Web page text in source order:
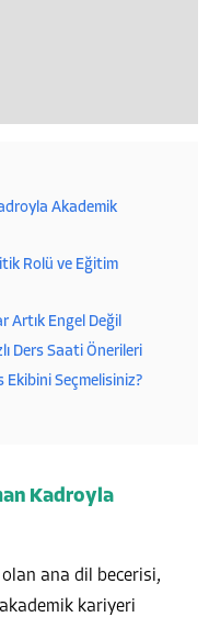
Akademik
Rolü ve Eğitim
Artık Engel Değil
Ders Saati Önerileri
Ekibini Seçmelisiniz?
Kadroyla
olan ana dil becerisi,
kariyeri